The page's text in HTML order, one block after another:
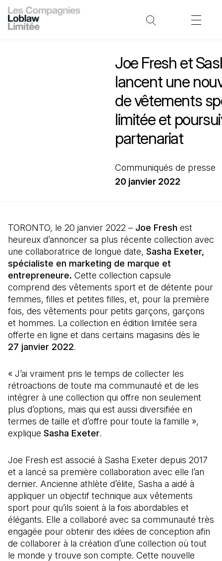
Joe Fresh et
lancent une
de vêtements
limitée et
partenariat
Communiqués de presse
20 janvier 2022
TORONTO, le 20 janvier 2022 – Joe Fresh est
heureux d’annoncer sa plus récente collection avec
une collaboratrice de longue date, Sasha Exeter,
spécialiste en marketing de marque et
entrepreneure. Cette collection capsule
comprend des vêtements sport et de détente pour
femmes, filles et petites filles, et, pour la première
fois, des vêtements pour petits garçons, garçons
et hommes. La collection en édition limitée sera
offerte en ligne et dans certains magasins dès le
27 janvier 2022.
« J’ai vraiment pris le temps de collecter les
rétroactions de toute ma communauté et de les
intégrer à une collection qui offre non seulement
plus d’options, mais qui est aussi diversifiée en
termes de taille et d’offre pour toute la famille »,
explique Sasha Exeter.
Joe Fresh est associé à Sasha Exeter depuis 2017
et a lancé sa première collaboration avec elle l’an
dernier. Ancienne athlète d’élite, Sasha a aidé à
appliquer un objectif technique aux vêtements
sport pour qu’ils soient à la fois abordables et
élégants. Elle a collaboré avec sa communauté très
engagée pour obtenir des idées de conception afin
de collaborer à la création d’une collection où tout
le monde y trouve son compte. Cette nouvelle